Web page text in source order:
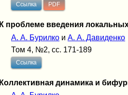
Ссылка PDF
К проблеме введения
А. A. Бурилко иА. А. Давиденко
Том 4, №2, сс. 171-189
Ссылка
Коллективная динамика и